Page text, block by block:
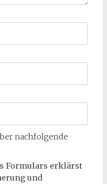
nachfolgende
Formulars erklärst
und